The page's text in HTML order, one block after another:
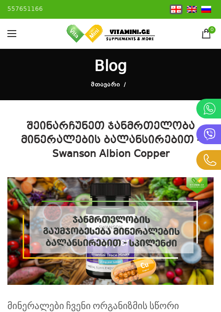
557651166
0
Blog
ᲛᲗᲐᲕᲐᲠᲘ
შეინარჩუნეთ ჯანმრთელობა
მინერალების ბალანსირებით -
Swanson Albion Copper
მინერალები ჩვენი ორგანიზმის სწორი